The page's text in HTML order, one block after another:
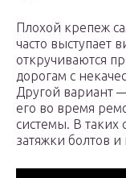
Плохой крепеж
часто выступает
откручиваются
дорогам с
Другой вариант
его во время
системы. В таких
затяжки болтов и